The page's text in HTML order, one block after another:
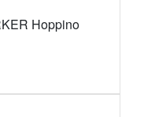
Hoppino